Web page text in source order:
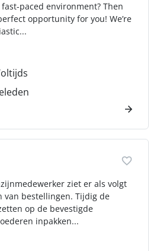
paced environment? Then
opportunity for you! We’re
ziet er als volgt
van bestellingen. Tijdig de
op de bevestigde
inpakken...